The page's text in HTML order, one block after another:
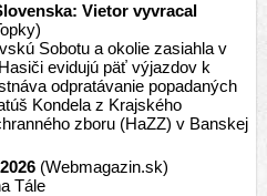
Vietor vyvracal
Sobotu a okolie zasiahla v
evidujú päť výjazdov k
odpratávanie popadaných
Kondela z Krajského
zboru (HaZZ) v Banskej
(Webmagazin.sk)
Tále